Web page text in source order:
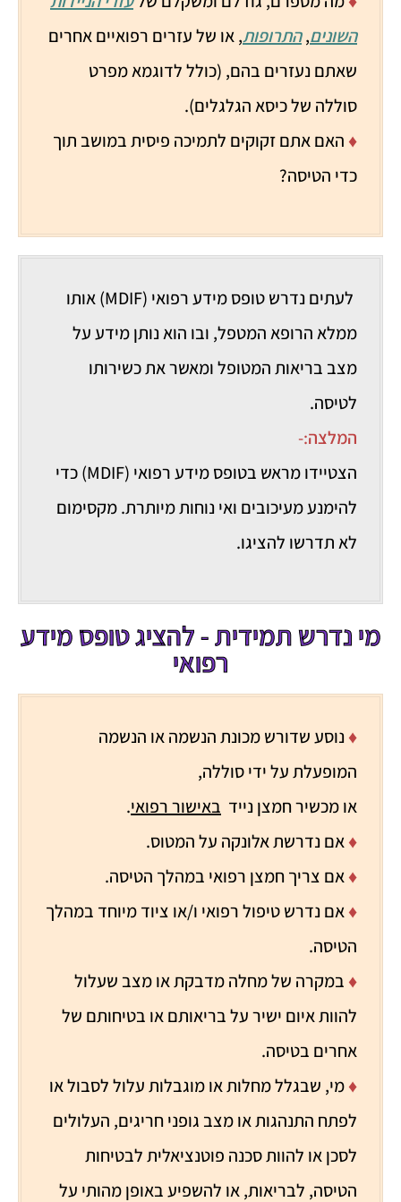
השונים,התרופות, או של עזרים רפואיים אחרים
שאתם נעזרים בהם, (כולל לדוגמא מפרט
סוללה של כיסא הגלגלים).
♦האם אתם זקוקים לתמיכה פיסית במושב תוך
כדי הטיסה?
לעתים נדרש טופס מידע רפואי (MDIF) אותו
ממלא הרופא המטפל, ובו הוא נותן מידע על
מצב בריאות המטופל ומאשר את כשירותו
לטיסה.
המלצה:-
הצטיידו מראש בטופס מידע רפואי (MDIF) כדי
להימנע מעיכובים ואי נוחות מיותרת. מקסימום
לא תדרשו להציגו.
מי נדרש תמידית - להציג טופס מידע
רפואי
♦נוסע שדורש מכונת הנשמה או הנשמה
המופעלת על ידי סוללה,
או מכשיר חמצן נייד באישור רפואי.
♦אם נדרשת אלונקה על המטוס.
♦אם צריך חמצן רפואי במהלך הטיסה.
♦אם נדרש טיפול רפואי ו/או ציוד מיוחד במהלך
הטיסה.
♦במקרה של מחלה מדבקת או מצב שעלול
להוות איום ישיר על בריאותם או בטיחותם של
אחרים בטיסה.
♦מי, שבגלל מחלות או מוגבלות עלול לסבול או
לפתח התנהגות או מצב גופני חריגים, העלולים
לסכן או להוות סכנה פוטנציאלית לבטיחות
הטיסה, לבריאות, או להשפיע באופן מהותי על